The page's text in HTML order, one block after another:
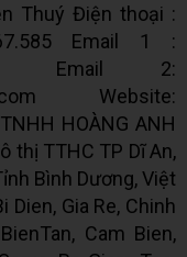
Thuý Điện thoại :
Email 1 :
Email 2:
Website:
HOÀNG ANH
thị TTHC TP Dĩ An,
Bình Dương, Việt
Dien, Gia Re, Chinh
Cam Bien,